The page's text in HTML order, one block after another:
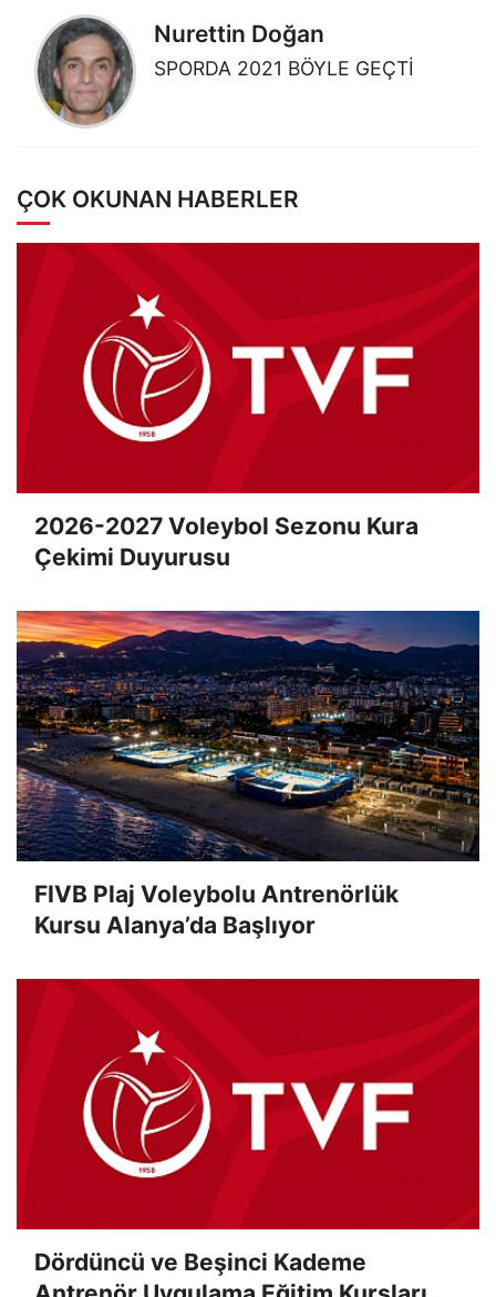
Nurettin Doğan
SPORDA 2021 BÖYLE GEÇTİ
ÇOK OKUNAN HABERLER
2026-2027 Voleybol Sezonu Kura
Çekimi Duyurusu
FIVB Plaj Voleybolu Antrenörlük
Kursu Alanya’da Başlıyor
Dördüncü ve Beşinci Kademe